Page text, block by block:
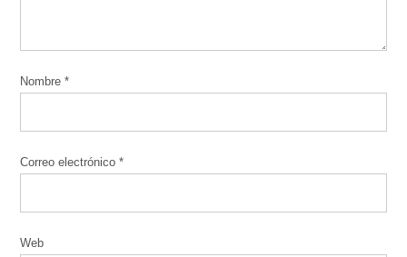
Nombre*
Correo electrónico*
Web